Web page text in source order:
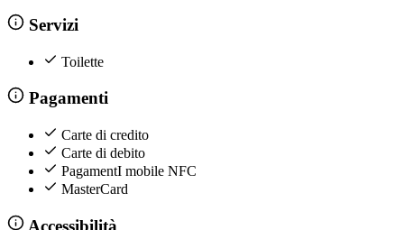
Servizi
Toilette
Pagamenti
Carte di credito
Carte di debito
PagamentI mobile NFC
MasterCard
Accessibilità